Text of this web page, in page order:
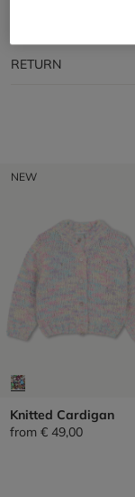
RETURN
NEW
Knitted Cardigan
from € 49,00